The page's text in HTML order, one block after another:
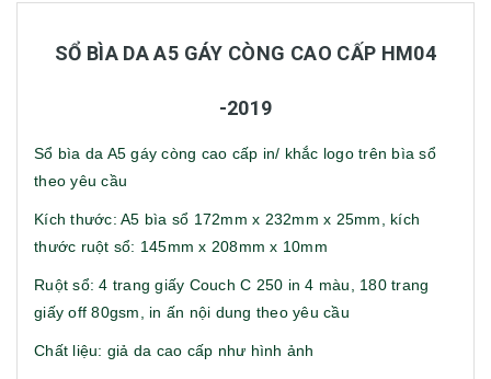
SỔ BÌA DA A5 GÁY CÒNG CAO CẤP HM04
-2019
Sổ bìa da A5 gáy còng cao cấp in/ khắc logo trên bìa sổ
theo yêu cầu
Kích thước: A5 bìa sổ 172mm x 232mm x 25mm, kích
thước ruột sổ: 145mm x 208mm x 10mm
Ruột sổ: 4 trang giấy Couch C 250 in 4 màu, 180 trang
giấy off 80gsm, in ấn nội dung theo yêu cầu
Chất liệu: giả da cao cấp như hình ảnh